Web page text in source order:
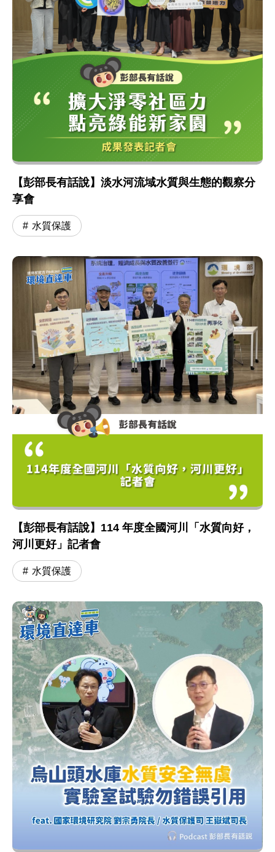
【彭部長有話說】淡水河流域水質與生態的觀察分
享會
水質保護
【彭部長有話說】114 年度全國河川「水質向好，
河川更好」記者會
水質保護